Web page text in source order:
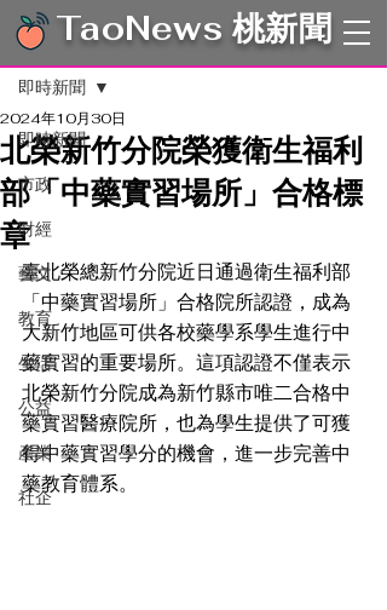
TaoNews 桃新聞
文章
即時新聞
市政
財經
藝文
教育
生活
公益
產業
社企
即時新聞
北榮新竹分院榮獲衛生福利
部「中藥實習場所」合格標
章
2024年10月30日
臺北榮總新竹分院近日通過衛生福利部
「中藥實習場所」合格院所認證，成為
大新竹地區可供各校藥學系學生進行中
藥實習的重要場所。這項認證不僅表示
北榮新竹分院成為新竹縣市唯二合格中
藥實習醫療院所，也為學生提供了可獲
得中藥實習學分的機會，進一步完善中
藥教育體系。